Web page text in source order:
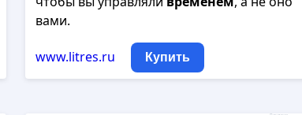
вами.
www.litres.ru Купить